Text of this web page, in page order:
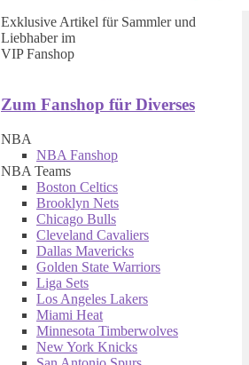
Exklusive Artikel für Sammler und
Liebhaber im
VIP Fanshop
Zum Fanshop für Diverses
NBA
NBA Fanshop
NBA Teams
Boston Celtics
Brooklyn Nets
Chicago Bulls
Cleveland Cavaliers
Dallas Mavericks
Golden State Warriors
Liga Sets
Los Angeles Lakers
Miami Heat
Minnesota Timberwolves
New York Knicks